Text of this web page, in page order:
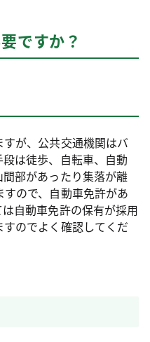
ですか？
が、公共交通機関はバ
は徒歩、自転車、自動
部があったり集落が離
ので、自動車免許があ
自動車免許の保有が採用
のでよく確認してくだ